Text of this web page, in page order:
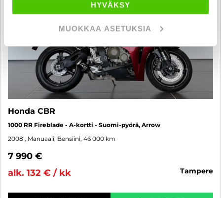
HYVÄKSY
MUOKKAA ASETUKSIA
Honda CBR
1000 RR Fireblade - A-kortti - Suomi-pyörä, Arrow
2008 , Manuaali, Bensiini, 46 000 km
7 990 €
alk. 132 € / kk
tampere